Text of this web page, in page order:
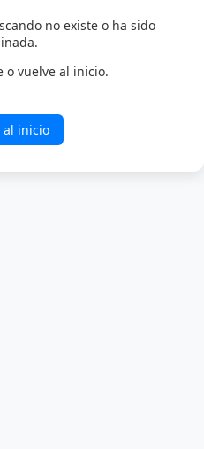
no existe o ha sido
o vuelve al inicio.
al inicio